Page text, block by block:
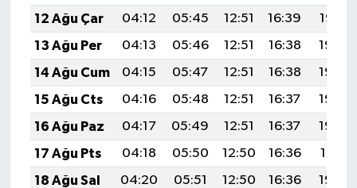
12 Ağu Çar
04:12 05:45 12:51 16:39
19:47
13 Ağu Per
04:13 05:46 12:51 16:38
19:46
14 Ağu Cum
04:15 05:47 12:51 16:38
19:45
15 Ağu Cts
04:16 05:48 12:51 16:37
19:44
16 Ağu Paz
04:17 05:49 12:51 16:37
19:42
17 Ağu Pts
04:18 05:50 12:50 16:36
19:41
18 Ağu Sal
04:20 05:51 12:50 16:36
19:40